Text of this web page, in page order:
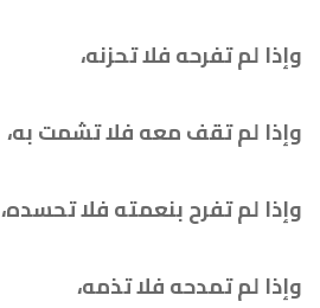
وإذا لم تفرحه فلا تحزنه،
وإذا لم تقف معه فلا تشمت به،
وإذا لم تفرح بنعمته فلا تحسده،
وإذا لم تمدحه فلا تذمه،